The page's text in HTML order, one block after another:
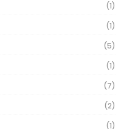
(1)
(1)
(5)
(1)
(7)
(2)
(1)